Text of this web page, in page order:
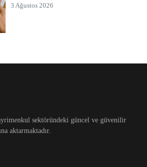
3 Ağustos 2026
sektöründeki güncel ve güvenilir
aktarmaktadır.